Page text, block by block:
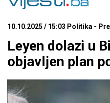
10.10.2025 / 15:03 Politika -
Leyen dolazi u
objavljen plan